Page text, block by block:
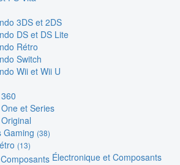
3DS et 2DS
DS et DS Lite
Rétro
Switch
Wii et Wii U
et Series
Gaming (38)
(13)
Électronique et Composants